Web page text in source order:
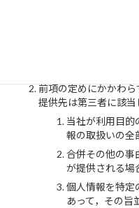
前項の定めにかかわ
提供先は第三者に該当
当社が利用目的
報の取扱いの全
合併その他の事
が提供される場
個人情報を特定
あって，その旨